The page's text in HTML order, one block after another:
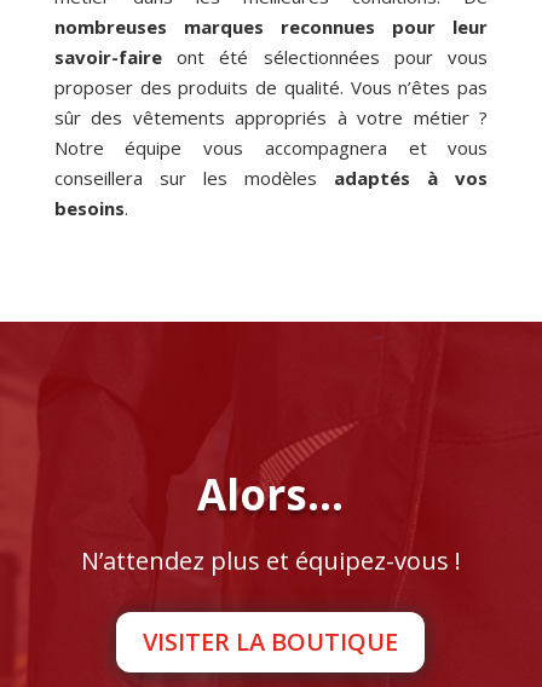
nombreuses marques reconnues pour leur
savoir-faireont été sélectionnées pour vous
proposer des produits de qualité. Vous n’êtes pas
sûr des vêtements appropriés à votre métier ?
Notre équipe vous accompagnera et vous
conseillera sur les modèles adaptés à vos
besoins.
Alors…
N’attendez plus et équipez-vous !
VISITER LA BOUTIQUE